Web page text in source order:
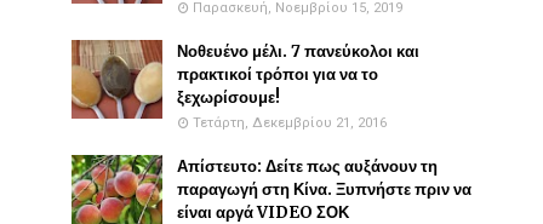
Παρασκευή, Νοεμβρίου 15, 2019
Νοθευένο μέλι. 7 πανεύκολοι και
πρακτικοί τρόποι για να το
ξεχωρίσουμε!
Τετάρτη, Δεκεμβρίου 21, 2016
Απίστευτο: Δείτε πως αυξάνουν τη
παραγωγή στη Κίνα. Ξυπνήστε πριν να
είναι αργά VIDEO ΣΟΚ